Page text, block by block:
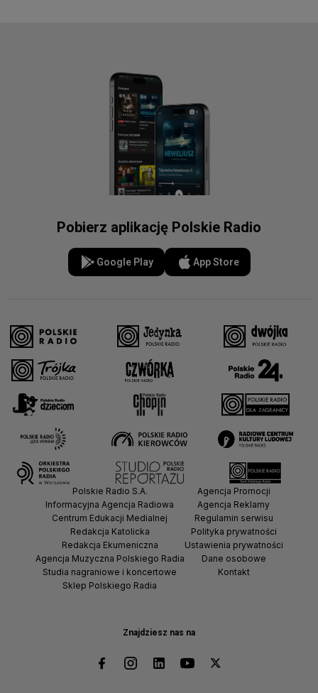
Pobierz aplikację Polskie Radio
Google Play App Store
Znajdziesz nas na
Polskie Radio S.A.
Informacyjna Agencja Radiowa
Centrum Edukacji Medialnej
Redakcja Katolicka
Redakcja Ekumeniczna
Agencja Muzyczna Polskiego Radia
Studia nagraniowe i koncertowe
Sklep Polskiego Radia
Agencja Promocji
Agencja Reklamy
Regulamin serwisu
Polityka prywatności
Ustawienia prywatności
Dane osobowe
Kontakt